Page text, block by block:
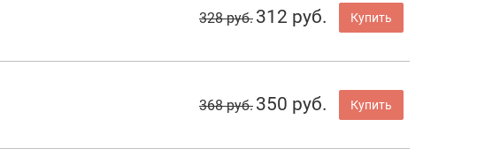
328 руб. 312 руб. Купить
368 руб. 350 руб. Купить